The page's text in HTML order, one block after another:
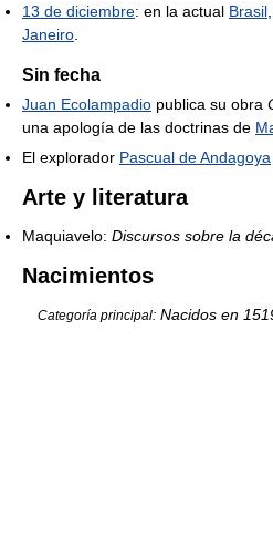
13 de diciembre: en la actual Brasil
Janeiro
Sin fecha
Juan Ecolampadio publica su obra
una apología de las doctrinas de
El explorador Pascual de Andagoya
Arte y literatura
Maquiavelo: Discursos sobre la
Nacimientos
Categoría principal: Nacidos en